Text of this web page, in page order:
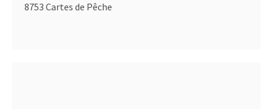
8753 Cartes de Pêche